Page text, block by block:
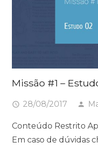
Missão #1 –
access_time 28/08/2017 person
Conteúdo Restrito
Em caso de dúvidas